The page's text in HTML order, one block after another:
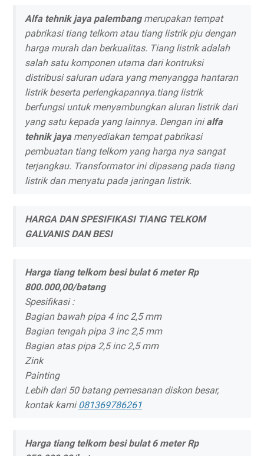
Alfa tehnik jaya palembangmerupakan tempat
pabrikasi tiang telkom atau tiang listrik pju dengan
harga murah dan berkualitas. Tiang listrik adalah
salah satu komponen utama dari kontruksi
distribusi saluran udara yang menyangga hantaran
listrik beserta perlengkapannya.tiang listrik
berfungsi untuk menyambungkan aluran listrik dari
yang satu kepada yang lainnya. Dengan inialfa
tehnik jaya menyediakan tempat pabrikasi
pembuatan tiang telkom yang harga nya sangat
terjangkau. Transformator ini dipasang pada tiang
listrik dan menyatu pada jaringan listrik.
HARGA DAN SPESIFIKASI TIANG TELKOM
GALVANIS DAN BESI
Harga tiang telkom besi bulat 6 meter Rp
800.000,00/batang
Spesifikasi :
Bagian bawah pipa 4 inc 2,5 mm
Bagian tengah pipa 3 inc 2,5 mm
Bagian atas pipa 2,5 inc 2,5 mm
Zink
Painting
Lebih dari 50 batang pemesanan diskon besar,
kontak kami081369786261
Harga tiang telkom besi bulat 6 meter Rp